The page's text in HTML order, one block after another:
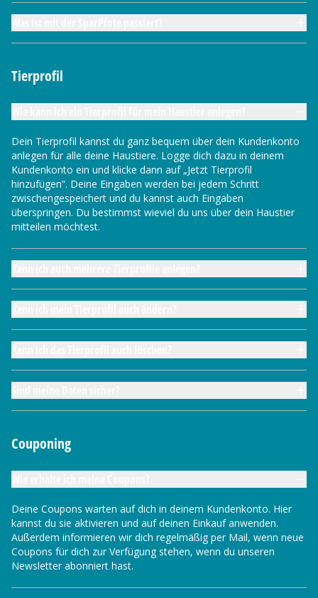
Tierprofil
Dein Tierprofil kannst du ganz bequem über dein Kundenkonto
anlegen für alle deine Haustiere. Logge dich dazu in deinem
Kundenkonto ein und klicke dann auf „Jetzt Tierprofil
hinzufügen“. Deine Eingaben werden bei jedem Schritt
zwischengespeichert und du kannst auch Eingaben
überspringen. Du bestimmst wieviel du uns über dein Haustier
mitteilen möchtest.
Couponing
Deine Coupons warten auf dich in deinem Kundenkonto. Hier
kannst du sie aktivieren und auf deinen Einkauf anwenden.
Außerdem informieren wir dich regelmäßig per Mail, wenn neue
Coupons für dich zur Verfügung stehen, wenn du unseren
Newsletter abonniert hast.